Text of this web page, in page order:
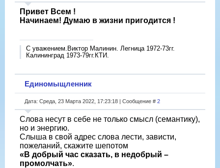
Привет Всем !
Начинаем! Думаю в жизни пригодится !
С уважением.Виктор Малинин. Легница 1972-73гг.
Калининград 1973-79гг.КТИ.
Единомыщленник
Дата: Среда, 23 Марта 2022, 17:23:18 | Сообщение # 2
Слова несут в себе не только смысл (семантику),
но и энергию.
Слыша в свой адрес слова лести, зависти,
пожеланий, скажите шепотом
«В добрый час сказать, в недобрый –
промолчать».